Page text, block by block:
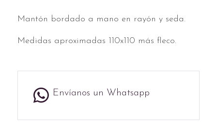
Mantón bordado a mano en rayón y seda.
Medidas aproximadas 110x110 más fleco.
Envíanos un Whatsapp